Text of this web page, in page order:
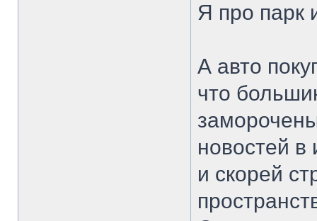
Я про парк
А авто
что
новостей в
и скорей